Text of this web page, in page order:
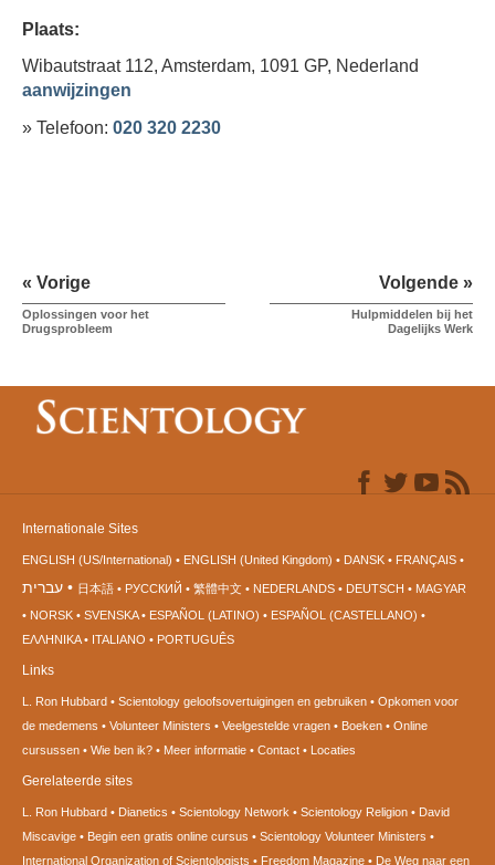
Plaats:
Wibautstraat 112, Amsterdam, 1091 GP, Nederland
aanwijzingen
» Telefoon: 020 320 2230
« Vorige
Oplossingen voor het
Drugsprobleem
Volgende »
Hulpmiddelen bij het
Dagelijks Werk
Internationale Sites
ENGLISH (US/International) ENGLISH (United Kingdom) DANSK FRANÇAIS
עברית 日本語 РУССКИЙ 繁體中文 NEDERLANDS DEUTSCH
MAGYAR
NORSK
SVENSKA ESPAÑOL (LATINO)
ESPAÑOL (CASTELLANO)
ΕΛΛΗΝΙΚA
ITALIANO PORTUGUÊS
Links
L. Ron Hubbard Scientology geloofsovertuigingen en gebruiken
Opkomen voor
de medemens
Volunteer Ministers Veelgestelde vragen Boeken
Online
cursussen
Wie ben ik? Meer informatie Contact Locaties
Gerelateerde sites
L. Ron Hubbard Dianetics Scientology Network Scientology Religion
David
Miscavige
Begin een gratis online cursus
Scientology Volunteer Ministers
International Organization of Scientologists
Freedom Magazine De Weg naar een